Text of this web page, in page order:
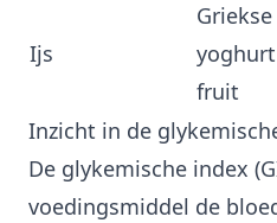
Ijs
Griekse
fruit
Inzicht in de
De glykemische index
voedingsmiddel de